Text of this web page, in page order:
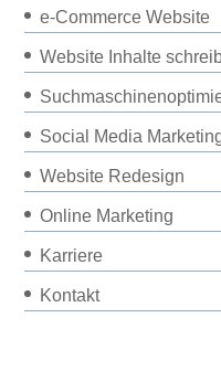
e-Commerce Website
Website Inhalte
Social Media
Website Redesign
Online Marketing
Karriere
Kontakt